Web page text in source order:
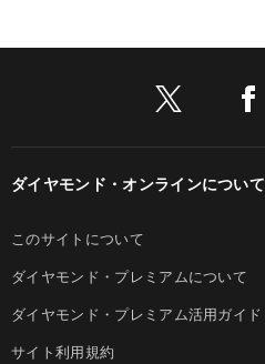
ダイヤモンド・オンラインについて
このサイトについて
ダイヤモンド・プレミアムについて
ダイヤモンド・プレミアム活用ガイド
サイト利用規約